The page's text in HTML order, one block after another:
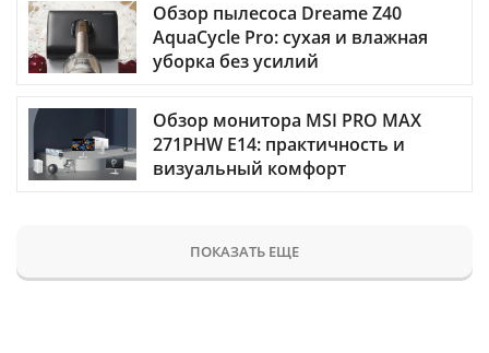
Обзор пылесоса Dreame Z40
AquaCycle Pro: сухая и влажная
уборка без усилий
Обзор монитора MSI PRO MAX
271PHW E14: практичность и
визуальный комфорт
ПОКАЗАТЬ ЕЩЕ